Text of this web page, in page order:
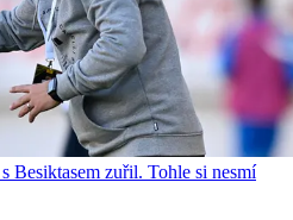
Besiktasem zuřil. Tohle si nesmí